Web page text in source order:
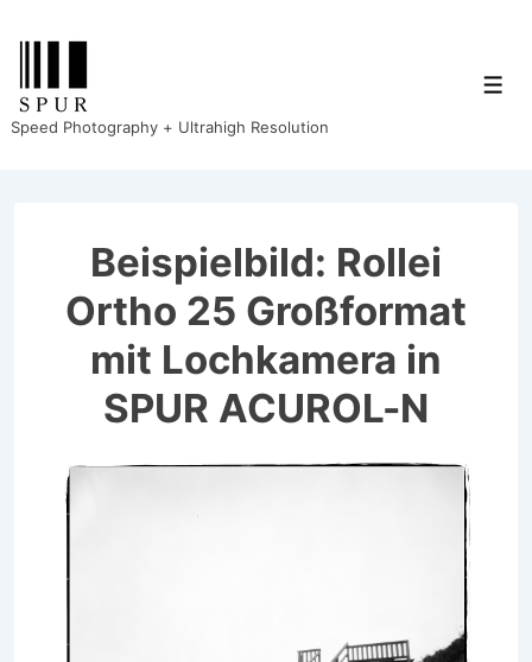
Zum
Inhalt
Speed Photography + Ultrahigh Resolution
Beispielbild: Rollei
Ortho 25 Großformat
mit Lochkamera in
SPUR ACUROL-N